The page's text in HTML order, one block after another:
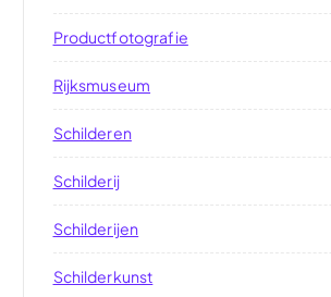
Productfotografie
Rijksmuseum
Schilderen
Schilderij
Schilderijen
Schilderkunst